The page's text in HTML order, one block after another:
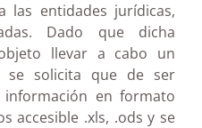
las entidades jurídicas,
Dado que dicha
llevar a cabo un
se solicita que de ser
en formato
accesible .xls, .ods y se